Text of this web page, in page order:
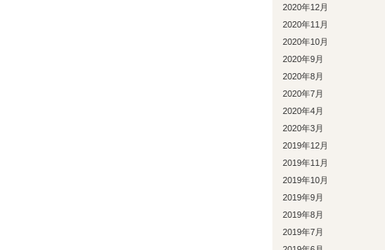
2020年12月
2020年11月
2020年10月
2020年9月
2020年8月
2020年7月
2020年4月
2020年3月
2019年12月
2019年11月
2019年10月
2019年9月
2019年8月
2019年7月